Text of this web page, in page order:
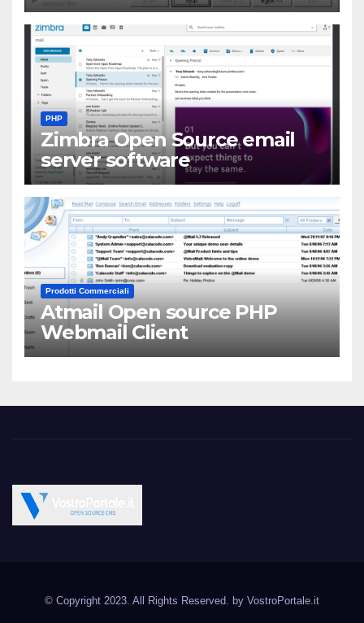
PHP
Zimbra Open Source email
server software
Prodotti Commerciali
Atmail Open source PHP
Webmail Client
© Copyright 2023. All Rights Reserved. by VostroPortale.it